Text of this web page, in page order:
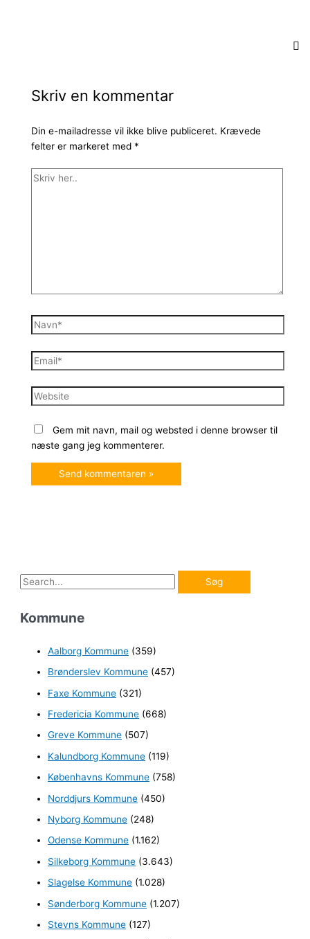
Skriv en kommentar
Din e-mailadresse vil ikke blive publiceret. Krævede
felter er markeret med *
Skriv
Navn*
Email*
Website
Gem mit navn, mail og websted i denne browser til
næste gang jeg kommenterer.
S
g
Kommune
Aalborg Kommune (359)
Brønderslev Kommune (457)
Faxe Kommune (321)
Fredericia Kommune (668)
Greve Kommune (507)
Kalundborg Kommune (119)
Københavns Kommune (758)
Norddjurs Kommune (450)
Nyborg Kommune (248)
Odense Kommune (1.162)
Silkeborg Kommune (3.643)
Slagelse Kommune (1.028)
Sønderborg Kommune (1.207)
Stevns Kommune (127)